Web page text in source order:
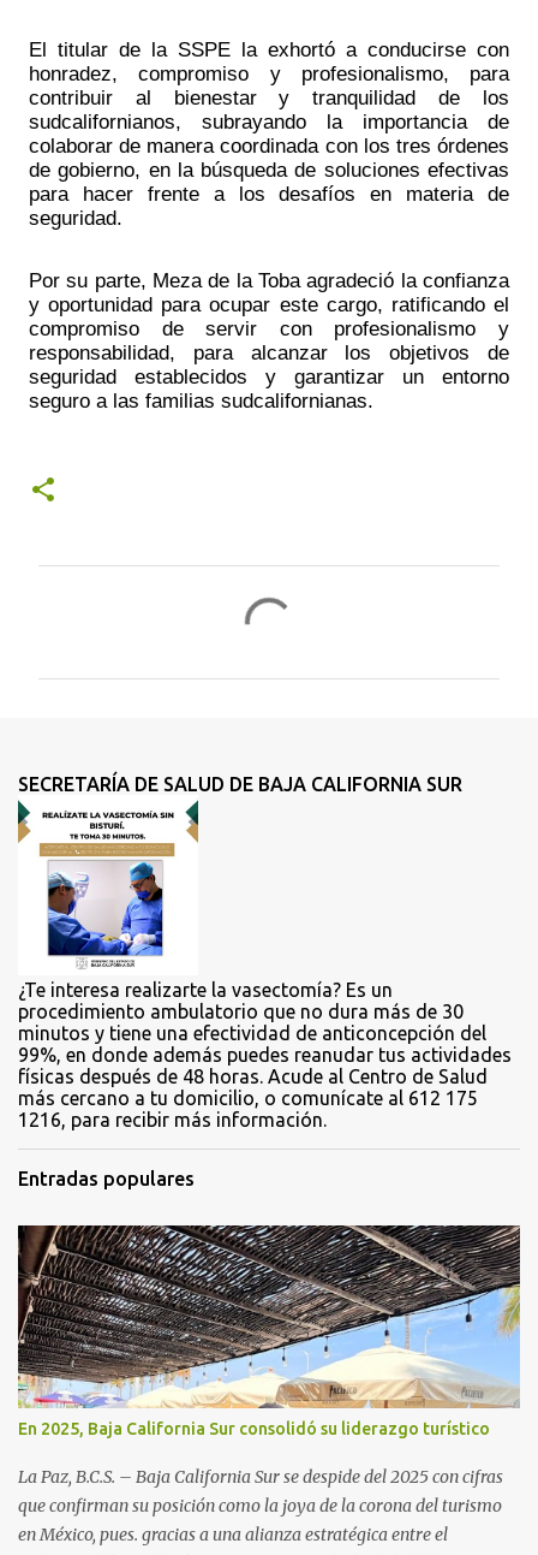
El titular de la SSPE la exhortó a conducirse con
honradez, compromiso y profesionalismo, para
contribuir al bienestar y tranquilidad de los
sudcalifornianos, subrayando la importancia de
colaborar de manera coordinada con los tres órdenes
de gobierno, en la búsqueda de soluciones efectivas
para hacer frente a los desafíos en materia de
seguridad.
Por su parte, Meza de la Toba agradeció la confianza
y oportunidad para ocupar este cargo, ratificando el
compromiso de servir con profesionalismo y
responsabilidad, para alcanzar los objetivos de
seguridad establecidos y garantizar un entorno
seguro a las familias sudcalifornianas.
t
a
r
o
SECRETARÍA DE SALUD DE BAJA CALIFORNIA SUR
¿Te interesa realizarte la vasectomía? Es un
procedimiento ambulatorio que no dura más de 30
minutos y tiene una efectividad de anticoncepción del
99%, en donde además puedes reanudar tus actividades
físicas después de 48 horas. Acude al Centro de Salud
más cercano a tu domicilio, o comunícate al 612 175
1216, para recibir más información.
Entradas populares
En 2025, Baja California Sur consolidó su liderazgo turístico
La Paz, B.C.S. – Baja California Sur se despide del 2025 con cifras
que confirman su posición como la joya de la corona del turismo
en México, pues. gracias a una alianza estratégica entre el